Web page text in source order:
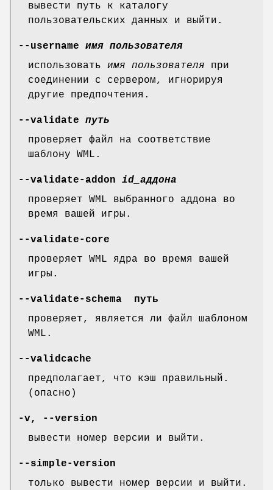
вывести путь к каталогу
пользовательских данных и выйти.
--username имя пользователя
использовать имя пользователя при
соединении с сервером, игнорируя
другие предпочтения.
--validate путь
проверяет файл на соответствие
шаблону WML.
--validate-addon id_аддона
проверяет WML выбранного аддона во
время вашей игры.
--validate-core
проверяет WML ядра во время вашей
игры.
--validate-schema путь
проверяет, является ли файл шаблоном
WML.
--validcache
предполагает, что кэш правильный.
(опасно)
-v, --version
вывести номер версии и выйти.
--simple-version
только вывести номер версии и выйти.